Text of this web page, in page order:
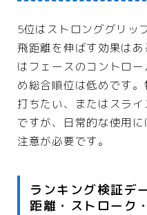
5位はストロンググリッ
飛距離を伸ばす効果は
はフェースのコントロ
め総合順位は低めです
打ちたい、またはスラ
ですが、日常的な使用
注意が必要です。
ランキング検証デ
距離・ストローク